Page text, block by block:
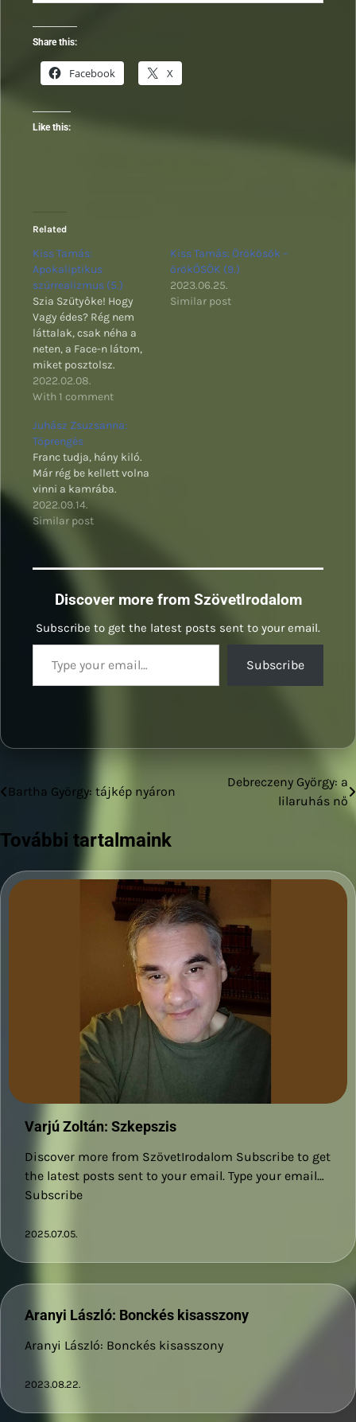
Share this:
Facebook X
Like this:
Related
Kiss Tamás:
Apokaliptikus
szürrealizmus (5.)
Szia Szütyőke! Hogy
Vagy édes? Rég nem
láttalak, csak néha a
neten, a Face-n látom,
miket posztolsz.
Messengered, vagy
Wibered még nincs?
2022.02.08.
With 1 comment
Kiss Tamás: Örökösök –
örökŐSÖK (9.)
2023.06.25.
Similar post
Juhász Zsuzsanna:
Töprengés
Franc tudja, hány kiló.
Már rég be kellett volna
vinni a kamrába.
2022.09.14.
Similar post
Discover more from SzövetIrodalom
Subscribe to get the latest posts sent to your email.
Type your email…
Subscribe
Bejegyzés
Bartha György: tájkép nyáron
Debreczeny György: a
lilaruhás nő
További tartalmaink
Varjú Zoltán: Szkepszis
Discover more from SzövetIrodalom Subscribe to get
the latest posts sent to your email. Type your email…
Subscribe
2025.07.05.
Aranyi László: Bonckés kisasszony
Aranyi László: Bonckés kisasszony
2023.08.22.